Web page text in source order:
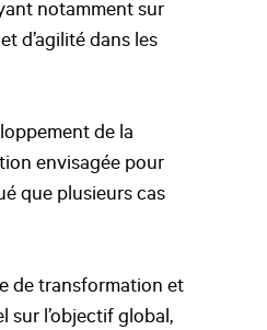
notamment sur
d’agilité dans les
de la
envisagée pour
que plusieurs cas
de transformation et
sur l’objectif global,